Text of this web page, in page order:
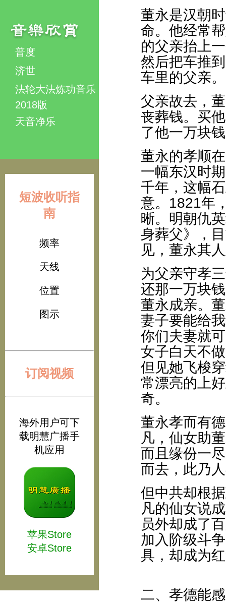
普度
济世
法轮大法炼功音乐
2018版
天音净乐
短波收听指
南
频率
天线
位置
图示
订阅视频
海外用户可下
载明慧广播手
机应用
苹果Store
安卓Store
董永是汉朝
命。他经常
的父亲抬上
然后把车推
车里的父亲。
父亲故去，
丧葬钱。买
了他一万块
董永的孝顺
一幅东汉时
千年，这幅
意。1821年
晰。明朝仇
身葬父》，
见，董永其
为父亲守孝
还那一万块
董永成亲。
妻子要能给
你们夫妻就
女子白天不
但见她飞梭
常漂亮的上
奇。
董永孝而有
凡，仙女助
而且缘份一
而去，此乃
但中共却根
凡的仙女说
员外却成了
加入阶级斗
具，却成为
二、孝德能